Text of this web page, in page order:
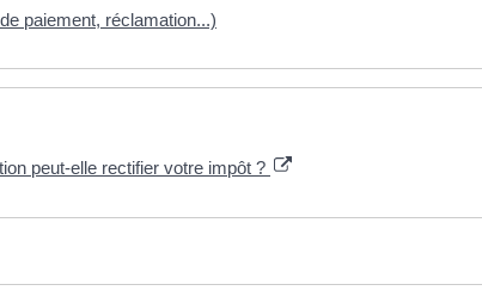
paiement, réclamation...)
peut-elle rectifier votre impôt ?